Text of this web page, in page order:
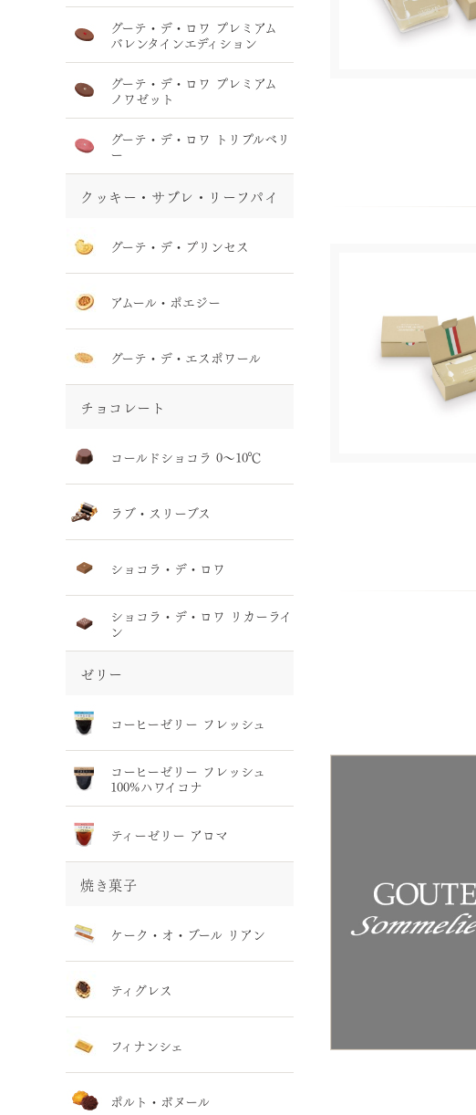
グーテ・デ・ロワ プレミアム
バレンタインエディション
グーテ・デ・ロワ プレミアム
ノワゼット
グーテ・デ・ロワ トリプルベリ
ー
クッキー・サブレ・リーフパイ
グーテ・デ・プリンセス
アムール・ポエジー
グーテ・デ・エスポワール
チョコレート
コールドショコラ 0～10℃
ラブ・スリーブス
ショコラ・デ・ロワ
ショコラ・デ・ロワ リカーライ
ン
ゼリー
コーヒーゼリー フレッシュ
コーヒーゼリー フレッシュ
100%ハワイコナ
ティーゼリー アロマ
焼き菓子
ケーク・オ・ブール リアン
ティグレス
フィナンシェ
ポルト・ボヌール